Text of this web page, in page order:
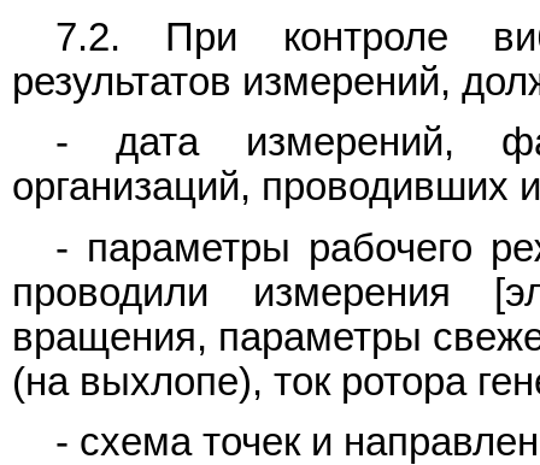
7.2. При контроле
результатов измерений,
- дата измерений,
организаций, проводивших
- параметры рабочего
проводили измерения
вращения, параметры
(на выхлопе), ток ротора
- схема точек и